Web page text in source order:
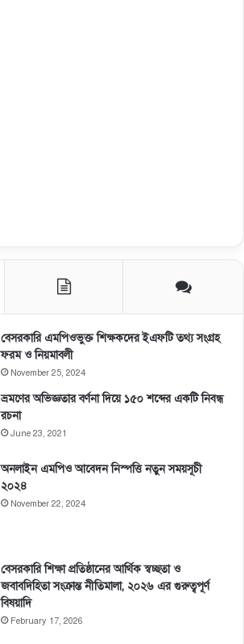
বেসরকারি এমপিওভুক্ত শিক্ষকদের ইএফটি তথ্য সংগ্রহ
ফরম ও নিয়মাবলী
November 25, 2024
ভ্রমণের অভিজ্ঞতার বর্ণনা দিয়ে ১৫০ শব্দের একটি নিবন্ধ
রচনা
June 23, 2021
অনলাইন এমপিও আবেদন নিস্পত্তি নতুন সময়সূচী
২০২৪
November 22, 2024
বেসরকারি শিক্ষা প্রতিষ্ঠানের আর্থিক স্বচ্ছতা ও
জবাবদিহিতা সংক্রান্ত নীতিমালা, ২০২৬ এর গুরুত্বপূর্ণ
বিষয়াদি
February 17, 2026